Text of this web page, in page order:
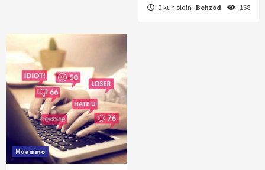
2 kun oldin Behzod 168
Muammo